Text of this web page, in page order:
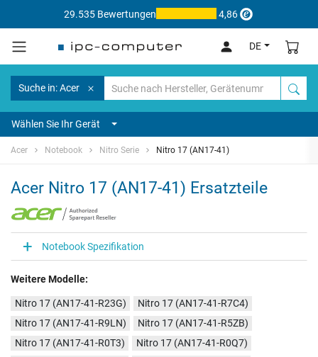
29.535 Bewertungen 4,86
DE
Suche in: Acer
Wählen Sie Ihr Gerät
Acer Notebook Nitro Serie Nitro 17 (AN17-41)
Acer Nitro 17 (AN17-41) Ersatzteile
Notebook Spezifikation
Weitere Modelle:
Nitro 17 (AN17-41-R23G)
Nitro 17 (AN17-41-R7C4)
Nitro 17 (AN17-41-R9LN)
Nitro 17 (AN17-41-R5ZB)
Nitro 17 (AN17-41-R0T3)
Nitro 17 (AN17-41-R0Q7)